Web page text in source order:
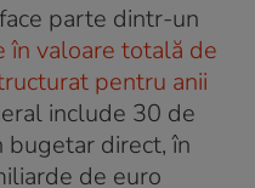
parte dintr-un
în valoare totală de
pentru anii
include 30 de
bugetar direct, în
de euro